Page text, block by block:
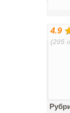
4.9
(205